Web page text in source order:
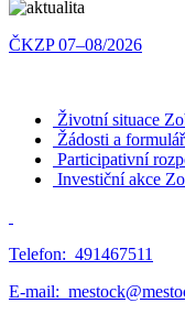
ČKZP 07–08/2026
Životní situace
Žádosti a
Participativní
Investiční akce
Telefon: 491467511
E-mail: